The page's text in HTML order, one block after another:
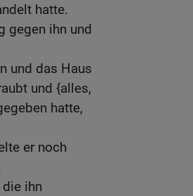
hatte.
gegen ihn und
und das Haus
und {alles,
hatte,
er noch
ihn